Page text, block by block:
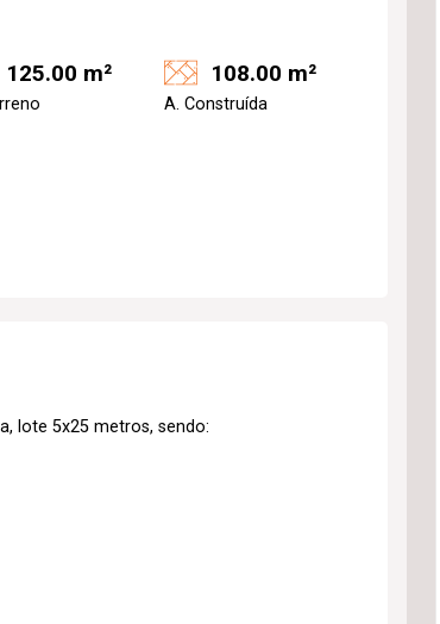
125.00 m² 108.00 m²
A. Construída
lote 5x25 metros, sendo: